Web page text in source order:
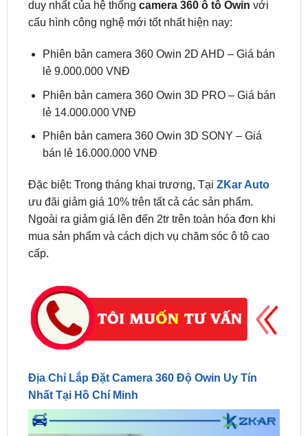
Phiên bản camera 360 Owin 2D AHD – Giá bán
Phiên bản camera 360 Owin 3D PRO – Giá bán
lẻ 14.000.000 VNĐ
Phiên bản camera 360 Owin 3D SONY – Giá
bán lẻ 16.000.000 VNĐ
Đặc biệt: Trong tháng khai trương, Tại
Ngoài ra giảm giá lên đến 2tr trên toàn hóa đơn khi
mua sản phẩm và cách dịch vụ chăm sóc ô tô cao
cấp.
Địa Chỉ Lắp Đặt Camera 360 Độ Owin Uy Tín